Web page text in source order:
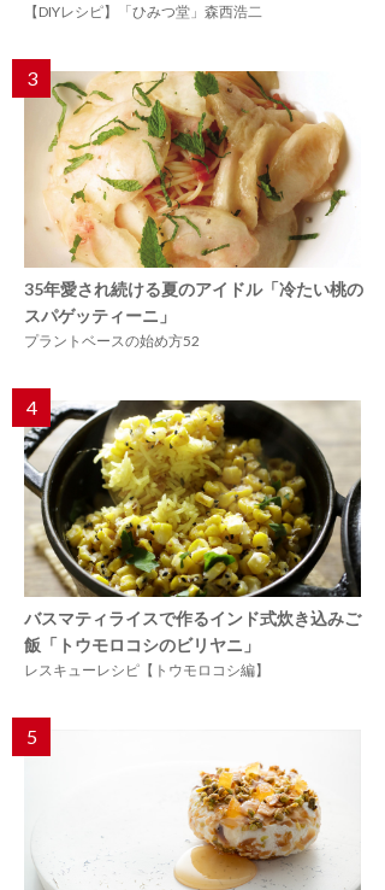
【DIYレシピ】「ひみつ堂」森西浩二
3
35年愛され続ける夏のアイドル「冷たい桃の
スパゲッティーニ」
プラントベースの始め方52
4
バスマティライスで作るインド式炊き込みご
飯「トウモロコシのビリヤニ」
レスキューレシピ【トウモロコシ編】
5